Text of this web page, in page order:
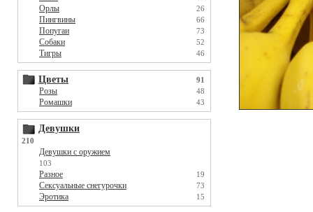
Орлы 26
Пингвины 66
Попугаи 73
Собаки 52
Тигры 46
Цветы 91
Розы 48
Ромашки 43
Девушки
210
Девушки с оружием
103
Разное 19
Сексуальные снегурочки 73
Эротика 15